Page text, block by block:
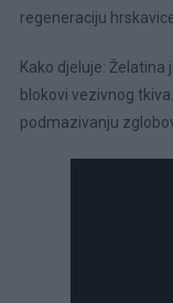
regeneraciju
Kako djeluje:
blokovi vezivnog
podmazivanju